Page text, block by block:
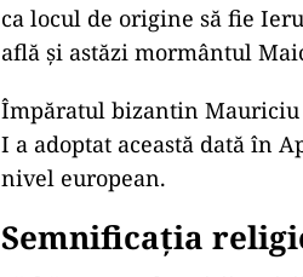
ca locul de origine să fie
află și astăzi mormântul
Împăratul bizantin Mauriciu
I a adoptat această dată în
nivel european.
Semnificația